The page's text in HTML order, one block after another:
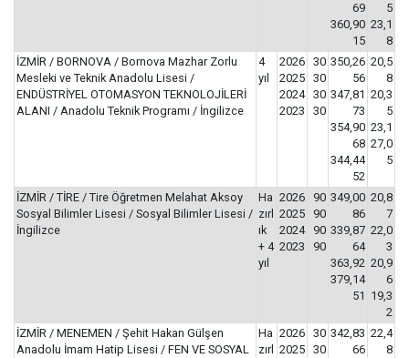
69
360,90
15
5
23,1
8
İZMİR / BORNOVA / Bornova Mazhar Zorlu
Mesleki ve Teknik Anadolu Lisesi /
ENDÜSTRİYEL OTOMASYON TEKNOLOJİLERİ
ALANI / Anadolu Teknik Programı / İngilizce
4
yıl
2026
2025
2024
2023
30
30
30
30
350,26
56
347,81
73
354,90
68
344,44
52
20,5
8
20,3
5
23,1
27,0
5
İZMİR / TİRE / Tire Öğretmen Melahat Aksoy
Sosyal Bilimler Lisesi / Sosyal Bilimler Lisesi /
İngilizce
Ha
zırl
ık
+ 4
yıl
2026
2025
2024
2023
90
90
90
90
349,00
86
339,87
64
363,92
379,14
51
20,8
7
22,0
3
20,9
6
19,3
2
İZMİR / MENEMEN / Şehit Hakan Gülşen
Anadolu İmam Hatip Lisesi / FEN VE SOSYAL
Ha
zırl
2026
2025
30
30
342,83
66
22,4
8